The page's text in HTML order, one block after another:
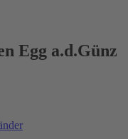
Egg a.d.Günz